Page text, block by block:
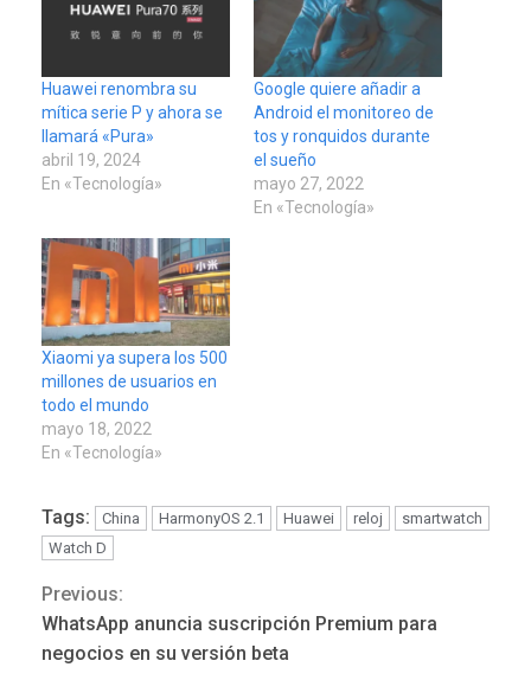
Huawei renombra su
mítica serie P y ahora se
llamará «Pura»
abril 19, 2024
En «Tecnología»
Google quiere añadir a
Android el monitoreo de
tos y ronquidos durante
el sueño
mayo 27, 2022
En «Tecnología»
Xiaomi ya supera los 500
millones de usuarios en
todo el mundo
mayo 18, 2022
En «Tecnología»
Tags: China HarmonyOS 2.1 Huawei reloj
smartwatch
Watch D
Continue
Reading
Previous:
WhatsApp anuncia suscripción Premium para
negocios en su versión beta